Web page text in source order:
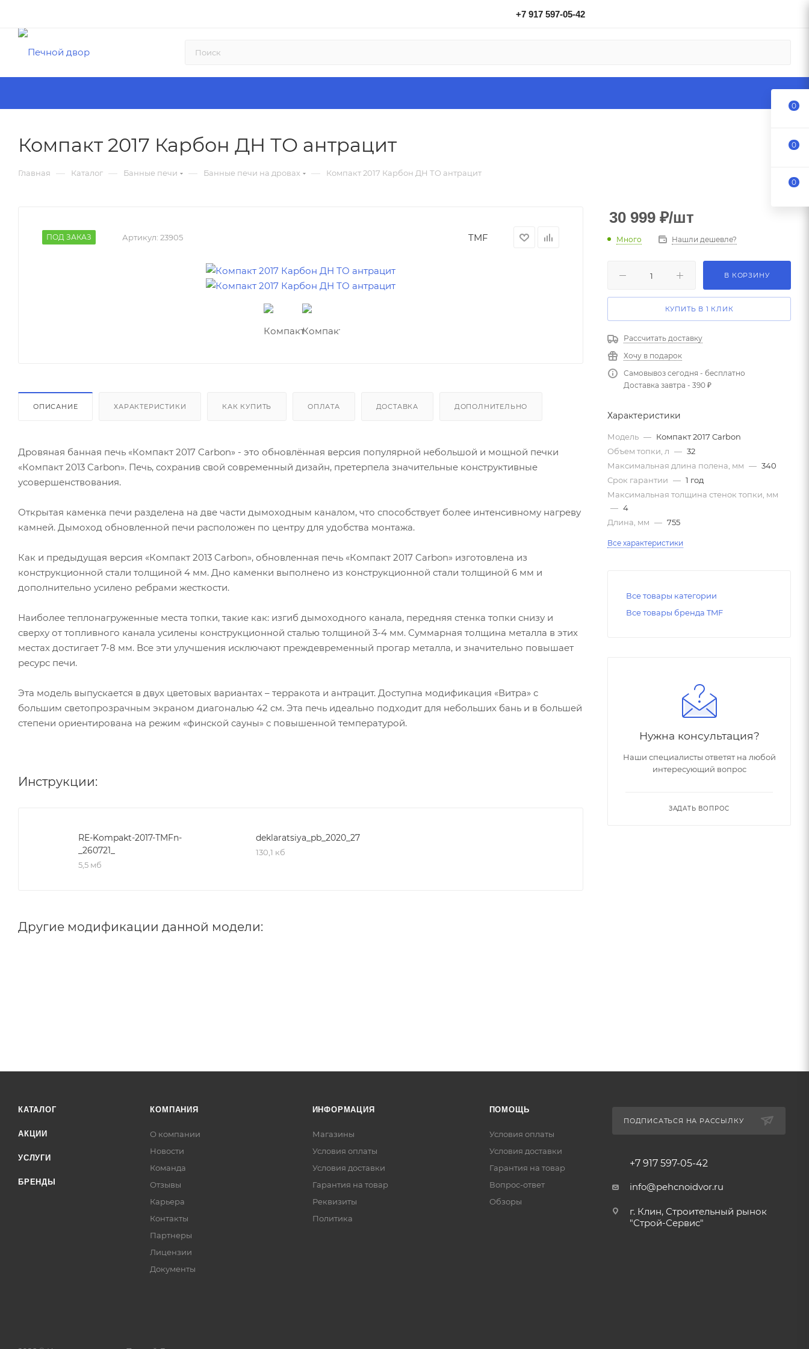
+7 917 597-05-42
Компакт 2017 Карбон ДН ТО антрацит
Главная — Каталог — Банные печи — Банные печи на дровах — Компакт 2017 Карбон ДН ТО антрацит
ПОД ЗАКАЗ Артикул: 23905 TMF
ОПИСАНИЕ ХАРАКТЕРИСТИКИ КАК КУПИТЬ ОПЛАТА ДОСТАВКА ДОПОЛНИТЕЛЬНО
Дровяная банная печь «Компакт 2017 Carbon» - это обновлённая версия популярной небольшой и мощной печки
«Компакт 2013 Carbon». Печь, сохранив свой современный дизайн, претерпела значительные конструктивные
усовершенствования.
Открытая каменка печи разделена на две части дымоходным каналом, что способствует более интенсивному нагреву
камней. Дымоход обновленной печи расположен по центру для удобства монтажа.
Как и предыдущая версия «Компакт 2013 Carbon», обновленная печь «Компакт 2017 Carbon» изготовлена из
конструкционной стали толщиной 4 мм. Дно каменки выполнено из конструкционной стали толщиной 6 мм и
дополнительно усилено ребрами жесткости.
Наиболее теплонагруженные места топки, такие как: изгиб дымоходного канала, передняя стенка топки снизу и
сверху от топливного канала усилены конструкционной сталью толщиной 3-4 мм. Суммарная толщина металла в этих
местах достигает 7-8 мм. Все эти улучшения исключают преждевременный прогар металла, и значительно повышает
ресурс печи.
Эта модель выпускается в двух цветовых вариантах – терракота и антрацит. Доступна модификация «Витра» с
большим светопрозрачным экраном диагональю 42 см. Эта печь идеально подходит для небольших бань и в большей
степени ориентирована на режим «финской сауны» с повышенной температурой.
Инструкции:
RE-Kompakt-2017-TMFn-
_260721_
5,5 мб
deklaratsiya_pb_2020_27
130,1 кб
Другие модификации данной модели:
30 999 ₽/шт
Много Нашли дешевле?
В КОРЗИНУ
КУПИТЬ В 1 КЛИК
Рассчитать доставку
Хочу в подарок
Самовывоз сегодня - бесплатно
Доставка завтра - 390 ₽
Характеристики
Модель — Компакт 2017 Carbon
Объем топки, л — 32
Максимальная длина полена, мм — 340
Срок гарантии — 1 год
Максимальная толщина стенок топки, мм
— 4
Длина, мм — 755
Все характеристики
Все товары категории
Все товары бренда TMF
Нужна консультация?
Наши специалисты ответят на любой
интересующий вопрос
ЗАДАТЬ ВОПРОС
КАТАЛОГ
АКЦИИ
УСЛУГИ
БРЕНДЫ
КОМПАНИЯ
О компании
Новости
Команда
Отзывы
Карьера
Контакты
Партнеры
Лицензии
Документы
ИНФОРМАЦИЯ
Магазины
Условия оплаты
Условия доставки
Гарантия на товар
Реквизиты
Политика
ПОМОЩЬ
Условия оплаты
Условия доставки
Гарантия на товар
Вопрос-ответ
Обзоры
ПОДПИСАТЬСЯ НА РАССЫЛКУ
+7 917 597-05-42
info@pehcnoidvor.ru
г. Клин, Строительный рынок
"Строй-Сервис"
0
0
0